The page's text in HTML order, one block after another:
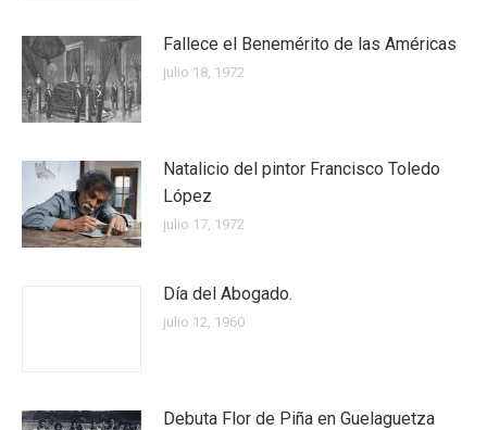
Fallece el Benemérito de las Américas
julio 18, 1972
Natalicio del pintor Francisco Toledo
López
julio 17, 1972
Día del Abogado.
julio 12, 1960
Debuta Flor de Piña en Guelaguetza